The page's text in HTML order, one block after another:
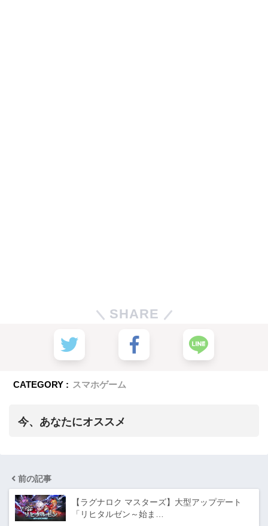
SHARE
CATEGORY : スマホゲーム
今、あなたにオススメ
前の記事
【ラグナロク マスターズ】大型アップデート
「リヒタルゼン～始ま…